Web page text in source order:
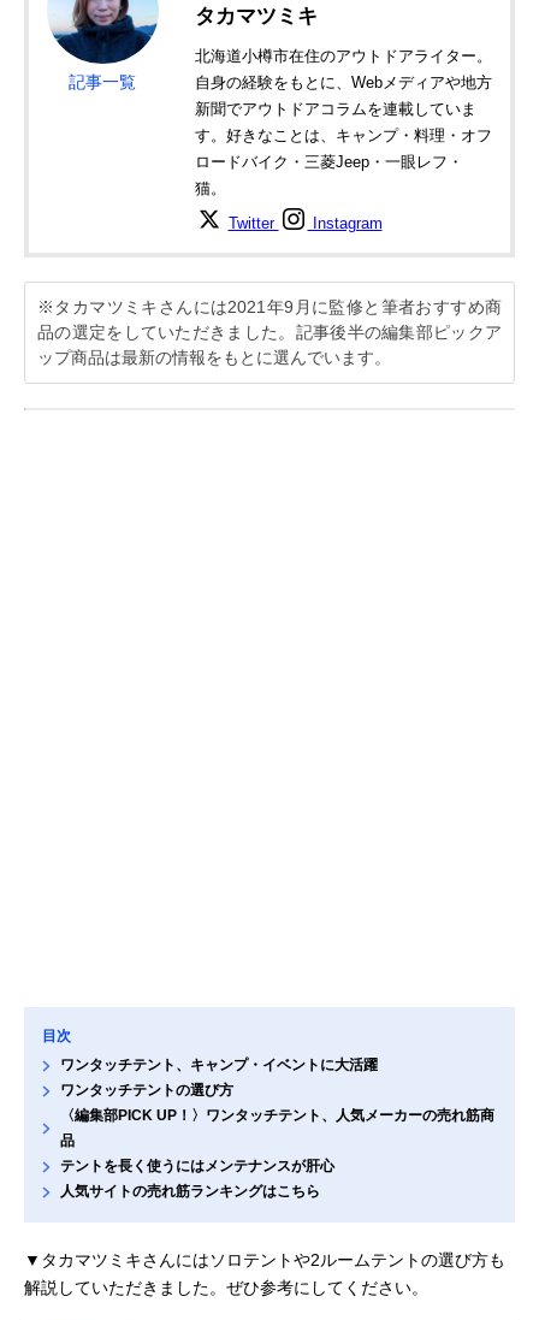
記事一覧
タカマツミキ
北海道小樽市在住のアウトドアライター。
自身の経験をもとに、Webメディアや地方
新聞でアウトドアコラムを連載していま
す。好きなことは、キャンプ・料理・オフ
ロードバイク・三菱Jeep・一眼レフ・
猫。
Twitter Instagram
※タカマツミキさんには2021年9月に監修と筆者おすすめ商
品の選定をしていただきました。記事後半の編集部ピックア
ップ商品は最新の情報をもとに選んでいます。
目次
ワンタッチテント、キャンプ・イベントに大活躍
ワンタッチテントの選び方
〈編集部PICK UP！〉ワンタッチテント、人気メーカーの売れ筋商
品
テントを長く使うにはメンテナンスが肝心
人気サイトの売れ筋ランキングはこちら
▼タカマツミキさんにはソロテントや2ルームテントの選び方も
解説していただきました。ぜひ参考にしてください。